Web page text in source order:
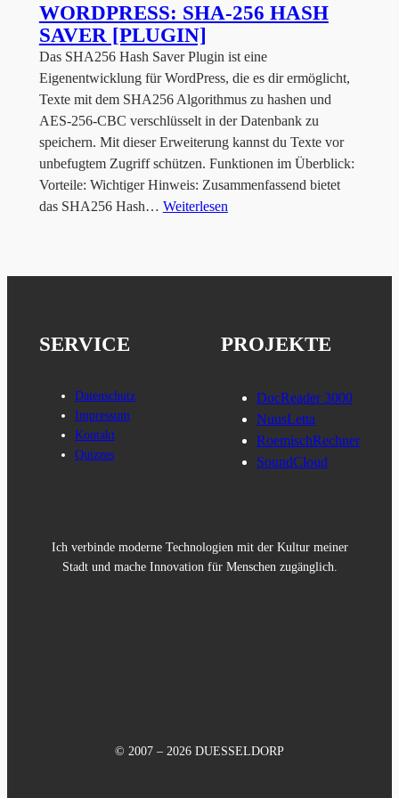
WORDPRESS: SHA-256 HASH
SAVER [PLUGIN]
Das SHA256 Hash Saver Plugin ist eine
Eigenentwicklung für WordPress, die es dir ermöglicht,
Texte mit dem SHA256 Algorithmus zu hashen und
AES-256-CBC verschlüsselt in der Datenbank zu
speichern. Mit dieser Erweiterung kannst du Texte vor
unbefugtem Zugriff schützen. Funktionen im Überblick:
Vorteile: Wichtiger Hinweis: Zusammenfassend bietet
das SHA256 Hash… Weiterlesen
SERVICE
Datenschutz
Impressum
Kontakt
Quizzes
PROJEKTE
DocReader 3000
NuusLetta
RoemischRechner
SoundCloud
Ich verbinde moderne Technologien mit der Kultur meiner
Stadt und mache Innovation für Menschen zugänglich.
© 2007 – 2026 DUESSELDORP